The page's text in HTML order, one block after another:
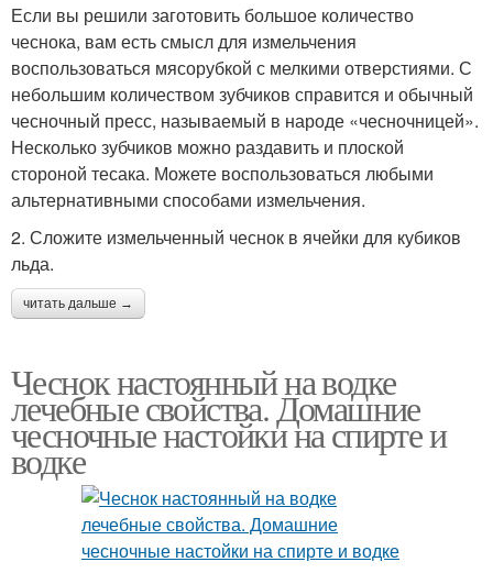
Если вы решили заготовить большое количество
чеснока, вам есть смысл для измельчения
воспользоваться мясорубкой с мелкими отверстиями. С
небольшим количеством зубчиков справится и обычный
чесночный пресс, называемый в народе «чесночницей».
Несколько зубчиков можно раздавить и плоской
стороной тесака. Можете воспользоваться любыми
альтернативными способами измельчения.
2. Сложите измельченный чеснок в ячейки для кубиков
льда.
читать дальше →
Чеснок настоянный на водке
лечебные свойства. Домашние
чесночные настойки на спирте и
водке